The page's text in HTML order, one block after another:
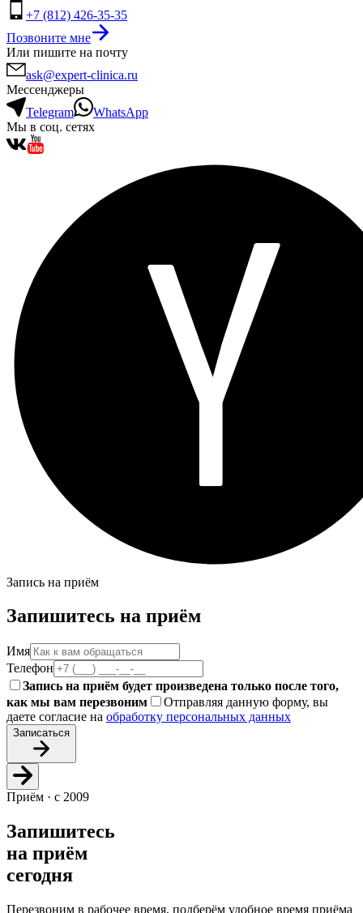
+7 (812) 426-35-35
Позвоните мне
Или пишите на почту
ask@expert-clinica.ru
Мессенджеры
Telegram
WhatsApp
Мы в соц. сетях
Запись на приём
Запишитесь на приём
Имя
Телефон
Запись на приём будет произведена только после того,
как мы вам перезвоним
Отправляя данную форму, вы
даете согласие на обработку персональных данных
Записаться
Приём · с 2009
Запишитесь
на приём
сегодня
Перезвоним в рабочее время, подберём удобное время приёма